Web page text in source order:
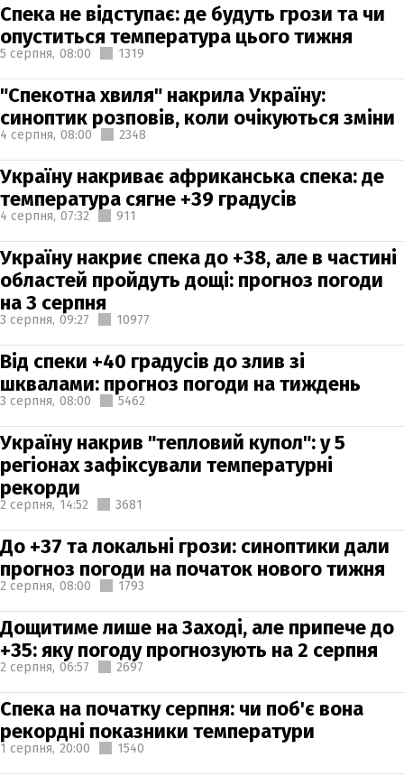
Спека не відступає: де будуть грози та чи
опуститься температура цього тижня
5 серпня, 08:00 1319
"Спекотна хвиля" накрила Україну:
синоптик розповів, коли очікуються зміни
4 серпня, 08:00 2348
Україну накриває африканська спека: де
температура сягне +39 градусів
4 серпня, 07:32 911
Україну накриє спека до +38, але в частині
областей пройдуть дощі: прогноз погоди
на 3 серпня
3 серпня, 09:27 10977
Від спеки +40 градусів до злив зі
шквалами: прогноз погоди на тиждень
3 серпня, 08:00 5462
Україну накрив "тепловий купол": у 5
регіонах зафіксували температурні
рекорди
2 серпня, 14:52 3681
До +37 та локальні грози: синоптики дали
прогноз погоди на початок нового тижня
2 серпня, 08:00 1793
Дощитиме лише на Заході, але припече до
+35: яку погоду прогнозують на 2 серпня
2 серпня, 06:57 2697
Спека на початку серпня: чи поб'є вона
рекордні показники температури
1 серпня, 20:00 1540